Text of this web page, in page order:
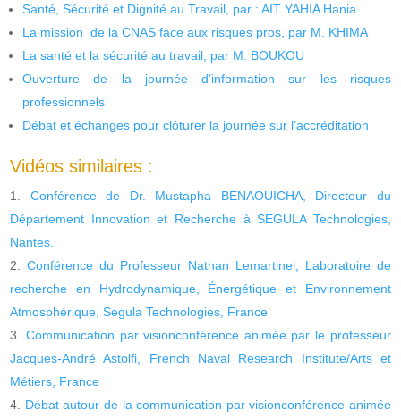
Santé, Sécurité et Dignité au Travail, par : AIT YAHIA Hania
La mission de la CNAS face aux risques pros, par M. KHIMA
La santé et la sécurité au travail, par M. BOUKOU
Ouverture de la journée d’information sur les risques
professionnels
Débat et échanges pour clôturer la journée sur l’accréditation
Vidéos similaires :
Conférence de Dr. Mustapha BENAOUICHA, Directeur du
Département Innovation et Recherche à SEGULA Technologies,
Nantes.
Conférence du Professeur Nathan Lemartinel, Laboratoire de
recherche en Hydrodynamique, Énergétique et Environnement
Atmosphérique, Segula Technologies, France
Communication par visionconférence animée par le professeur
Jacques-André Astolfi, French Naval Research Institute/Arts et
Métiers, France
Débat autour de la communication par visionconférence animée